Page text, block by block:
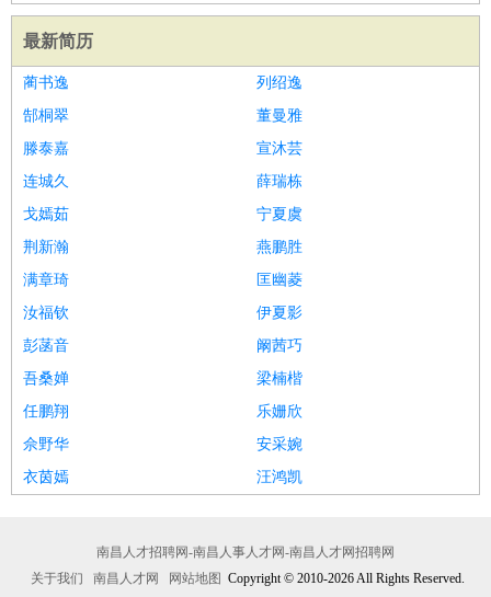
最新简历
蔺书逸
列绍逸
郜桐翠
董曼雅
滕泰嘉
宣沐芸
连城久
薛瑞栋
戈嫣茹
宁夏虞
荆新瀚
燕鹏胜
满章琦
匡幽菱
汝福钦
伊夏影
彭菡音
阚茜巧
吾桑婵
梁楠楷
任鹏翔
乐姗欣
佘野华
安采婉
衣茵嫣
汪鸿凯
南昌人才招聘网-南昌人事人才网-南昌人才网招聘网
关于我们
南昌人才网 网站地图 Copyright © 2010-2026 All Rights Reserved.